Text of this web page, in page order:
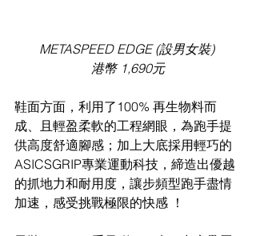
METASPEED EDGE (設男女裝)
港幣 1,690元
鞋面方面，利用了100% 再生物料而
成、且輕盈柔軟的工程網眼，為跑手提
供高度舒適腳感；加上大底採用輕巧的
ASICSGRIP專業運動科技，締造出優越
的抓地力和耐用度，讓步頻型跑手盡情
加速，感受挑戰極限的快感 ！